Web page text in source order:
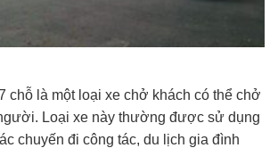
chỗ là một loại xe chở khách có thể chở
Loại xe này thường được sử dụng
chuyến đi công tác, du lịch gia đình